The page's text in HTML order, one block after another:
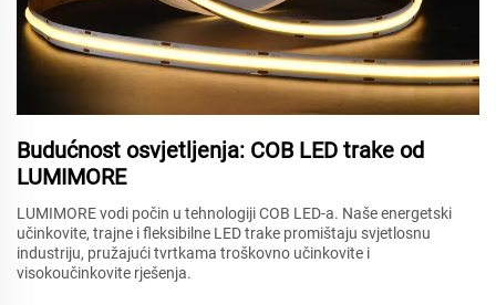
Budućnost osvjetljenja: COB LED trake od
LUMIMORE
LUMIMORE vodi počin u tehnologiji COB LED-a. Naše energetski
učinkovite, trajne i fleksibilne LED trake promištaju svjetlosnu
industriju, pružajući tvrtkama troškovno učinkovite i
visokoučinkovite rješenja.